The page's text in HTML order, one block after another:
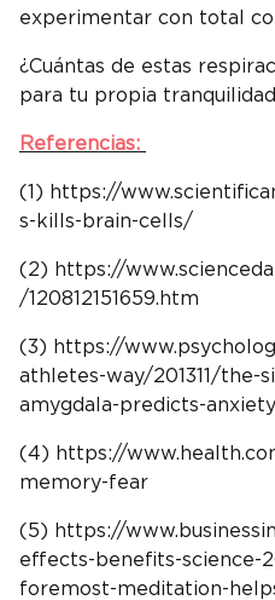
experimentar con total
¿Cuántas de estas
para tu propia
Referencias:
(1) https://
s-kills-brain-cells/
(2) https://
/120812151659.htm
(3) https://
athletes-way/201311/the-
amygdala-predicts-anxiety
(4) https://
memory-fear
(5) https://
effects-benefits-science-
foremost-meditation-